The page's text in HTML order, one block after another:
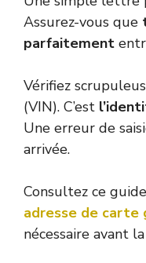
Assurez-vous que
parfaitement
Vérifiez
(VIN). C’est
Une erreur de
arrivée.
Consultez ce
adresse de carte
nécessaire avant